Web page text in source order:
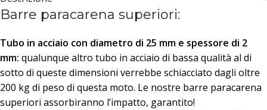
Barre paracarena superiori:
Tubo in acciaio con diametro di 25 mm e spessore di 2
mm: qualunque altro tubo in acciaio di bassa qualità al di
sotto di queste dimensioni verrebbe schiacciato dagli oltre
200 kg di peso di questa moto. Le nostre barre paracarena
superiori assorbiranno l’impatto, garantito!